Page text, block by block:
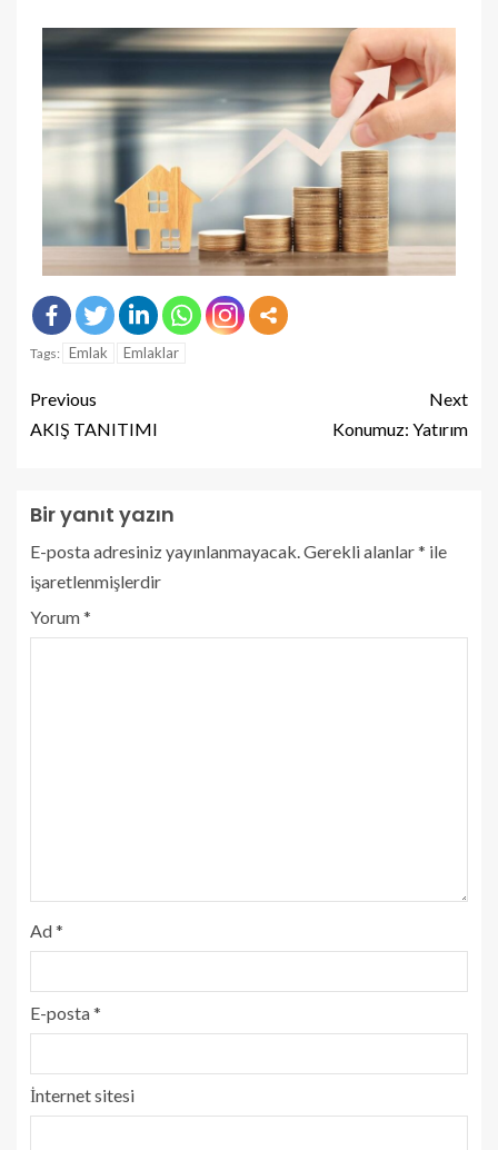
Tags: Emlak Emlaklar
Previous
AKIŞ TANITIMI
Next
Konumuz: Yatırım
Bir yanıt yazın
E-posta adresiniz yayınlanmayacak.Gerekli alanlar* ile
işaretlenmişlerdir
Yorum*
Ad*
E-posta*
İnternet sitesi